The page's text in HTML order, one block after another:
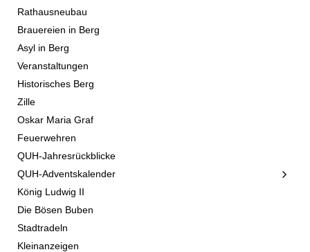
Rathausneubau
Brauereien in Berg
Asyl in Berg
Veranstaltungen
Historisches Berg
Zille
Oskar Maria Graf
Feuerwehren
QUH-Jahresrückblicke
QUH-Adventskalender
König Ludwig II
Die Bösen Buben
Stadtradeln
Kleinanzeigen